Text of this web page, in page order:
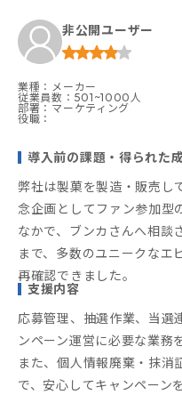
非公開ユーザー
業種：メーカー
従業員数：501~1000人
部署：マーケティング
役職：
導入前の課題・得られた
弊社は製菓を製造・販売し
念企画としてファン参加型
なかで、ブンカさんへ相談
まで、多数のユニークなエ
再確認できました。
支援内容
応募管理、抽選作業、当選
ンペーン運営に必要な業務
また、個人情報廃棄・抹消
で、安心してキャンペーン